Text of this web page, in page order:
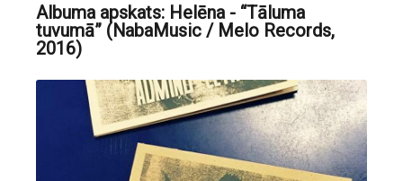
Albuma apskats: Helēna - “Tāluma
tuvumā” (NabaMusic / Melo Records,
2016)